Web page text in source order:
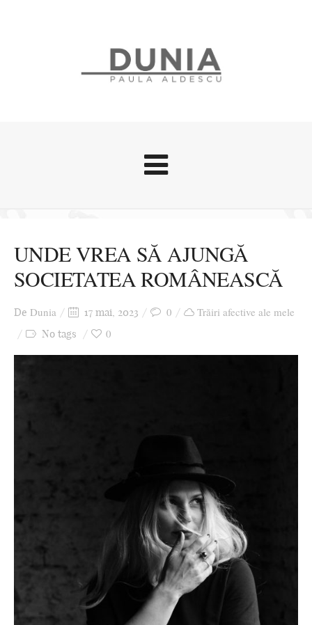
Stari afective
Zice Dunia
Călătorii
Cursuri povestite
UNDE VREA SĂ AJUNGĂ
SOCIETATEA ROMÂNEASCĂ
De Dunia 17 mai, 2023 0 Trăiri afective ale mele
No tags 0